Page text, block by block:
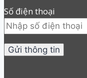
Số điện thoại